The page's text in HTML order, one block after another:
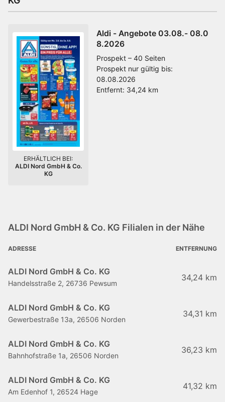
Aldi - Angebote 03.08.- 08.0
8.2026
Prospekt – 40 Seiten
Prospekt nur gültig bis:
08.08.2026
Entfernt: 34,24 km
ERHÄLTLICH BEI:
ALDI Nord GmbH & Co.
KG
ALDI Nord GmbH & Co. KG Filialen in der Nähe
ADRESSE ENTFERNUNG
ALDI Nord GmbH & Co. KG
Handelsstraße 2, 26736 Pewsum
34,24 km
ALDI Nord GmbH & Co. KG
Gewerbestraße 13a, 26506 Norden
34,31 km
ALDI Nord GmbH & Co. KG
Bahnhofstraße 1a, 26506 Norden
36,23 km
ALDI Nord GmbH & Co. KG
Am Edenhof 1, 26524 Hage
41,32 km